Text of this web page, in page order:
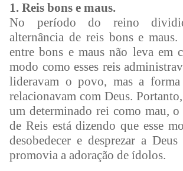
1. Reis bons e maus.
No período do reino
alternância de reis bons e maus.
entre bons e maus não leva em
modo como esses reis
lideravam o povo, mas a
relacionavam com Deus.
um determinado rei como mau,
de Reis está dizendo que esse
desobedecer e desprezar a
promovia a adoração de ídolos.